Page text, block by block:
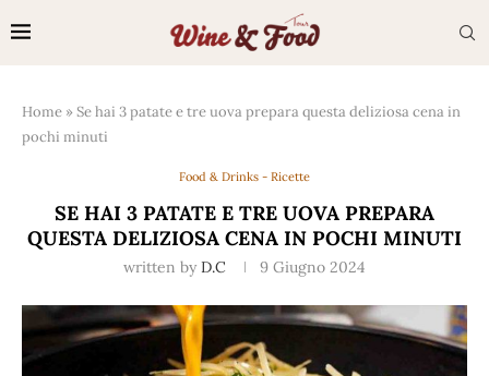
Home »Se hai 3 patate e tre uova prepara questa deliziosa cena in
pochi minuti
Food & Drinks - Ricette
SE HAI 3 PATATE E TRE UOVA PREPARA
QUESTA DELIZIOSA CENA IN POCHI MINUTI
written by D.C 9 Giugno 2024